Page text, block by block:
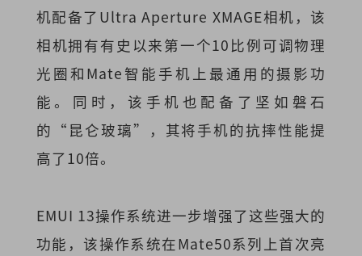
机配备了Ultra Aperture XMAGE相机，该
相机拥有有史以来第一个10比例可调物理
光圈和Mate智能手机上最通用的摄影功
能。同时，该手机也配备了坚如磐石
的“昆仑玻璃”，其将手机的抗摔性能提
高了10倍。
EMUI 13操作系统进一步增强了这些强大的
功能，该操作系统在Mate50系列上首次亮